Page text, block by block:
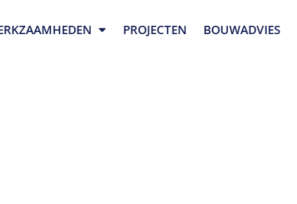
PROJECTEN BOUWADVIES